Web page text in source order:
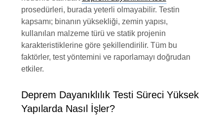
prosedürleri, burada yeterli olmayabilir. Testin
kapsamı; binanın yüksekliği, zemin yapısı,
kullanılan malzeme türü ve statik projenin
karakteristiklerine göre şekillendirilir. Tüm bu
faktörler, test yöntemini ve raporlamayı doğrudan
etkiler.
Deprem Dayanıklılık Testi Süreci Yüksek
Yapılarda Nasıl İşler?